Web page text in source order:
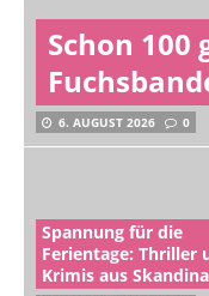
Schon 100
6. AUGUST 2026 0
Spannung für die
Ferientage: Thriller
Krimis aus